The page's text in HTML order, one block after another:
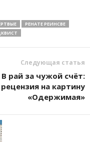
РЕНАТЕ РЕИНСВЕ
Следующая статья
В рай за чужой счёт:
рецензия на картину
«Одержимая»